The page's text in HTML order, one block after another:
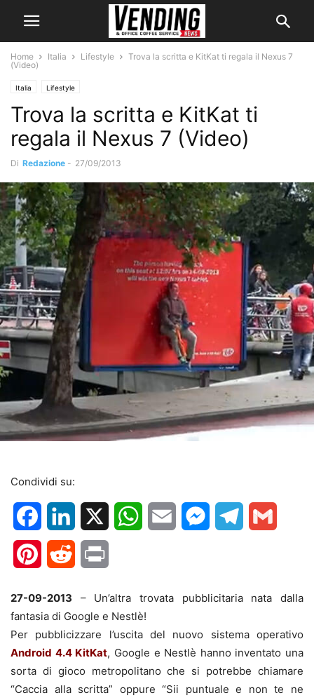
Home Italia Lifestyle
Trova la scritta e KitKat ti regala il Nexus 7
(Video)
Italia Lifestyle
Trova la scritta e KitKat ti
regala il Nexus 7 (Video)
Di Redazione - 27/09/2013
Condividi su:
FacebookLinkedIn WhatsApp
Email MessengerTelegram
PinterestReddit
27-09-2013 – Un’altra trovata pubblicitaria nata dalla
fantasia di Google e Nestlè!
Per pubblicizzare l’uscita del nuovo sistema operativo
Android 4.4 KitKat, Google e Nestlè hanno inventato una
sorta di gioco metropolitano che si potrebbe chiamare
“Caccia alla scritta” oppure “Sii puntuale e non te ne